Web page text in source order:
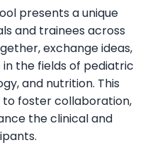
presents a unique
and trainees across
exchange ideas,
the fields of pediatric
and nutrition. This
to foster collaboration,
the clinical and